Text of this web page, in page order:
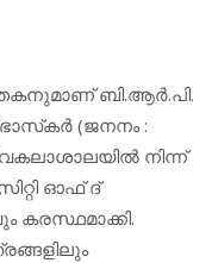
ബി.ആര്‍.പി.
(ജനനം :
നിന്ന്
ഓഫ് ദ്
കരസ്ഥമാക്കി.